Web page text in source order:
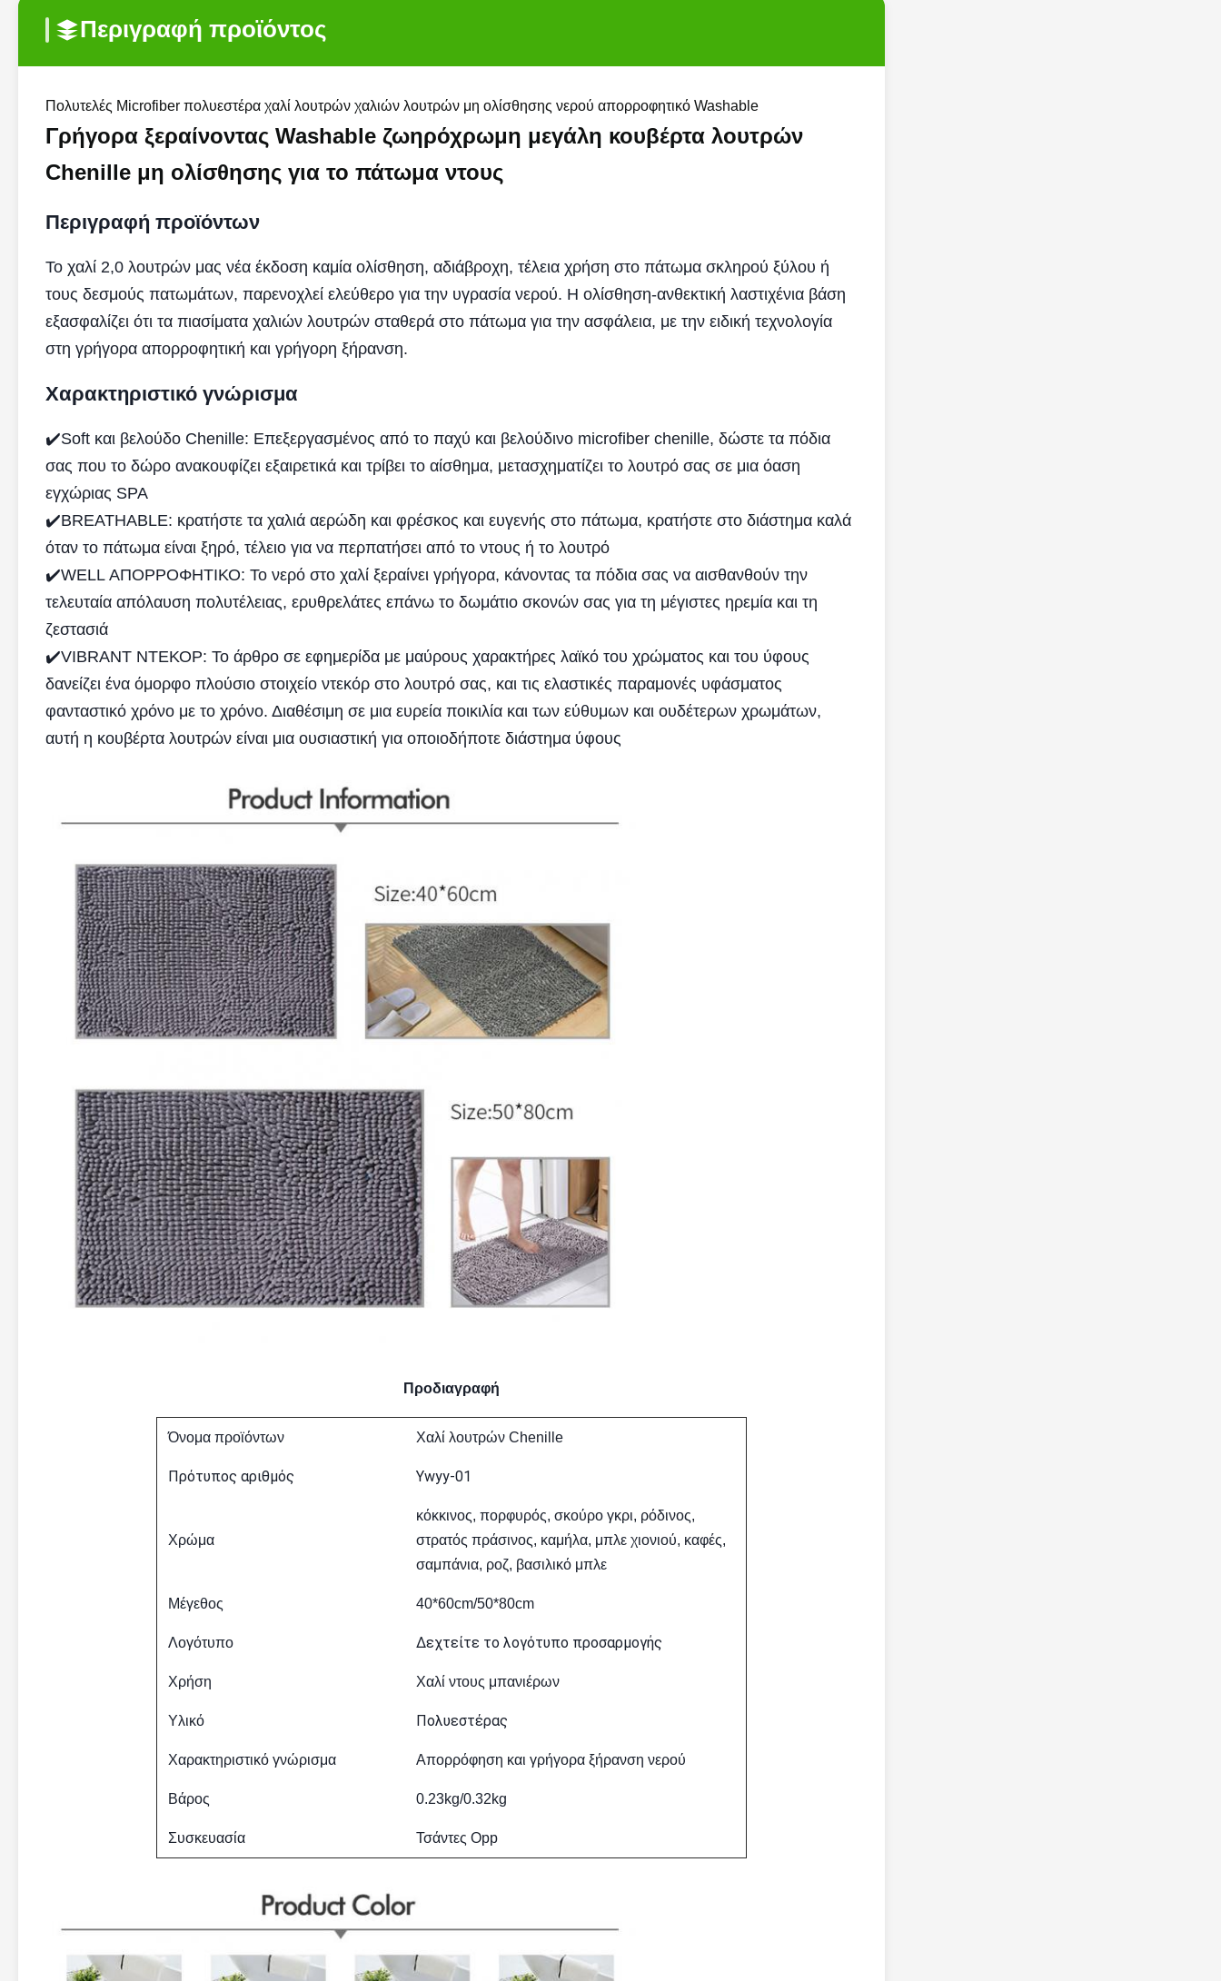
Περιγραφή προϊόντος
Πολυτελές Microfiber πολυεστέρα χαλί λουτρών χαλιών λουτρών μη ολίσθησης νερού απορροφητικό Washable
Γρήγορα ξεραίνοντας Washable ζωηρόχρωμη μεγάλη κουβέρτα λουτρών
Chenille μη ολίσθησης για το πάτωμα ντους
Περιγραφή προϊόντων
Το χαλί 2,0 λουτρών μας νέα έκδοση καμία ολίσθηση, αδιάβροχη, τέλεια χρήση στο πάτωμα σκληρού ξύλου ή
τους δεσμούς πατωμάτων, παρενοχλεί ελεύθερο για την υγρασία νερού. Η ολίσθηση-ανθεκτική λαστιχένια βάση
εξασφαλίζει ότι τα πιασίματα χαλιών λουτρών σταθερά στο πάτωμα για την ασφάλεια, με την ειδική τεχνολογία
στη γρήγορα απορροφητική και γρήγορη ξήρανση.
Χαρακτηριστικό γνώρισμα
✔️Soft και βελούδο Chenille: Επεξεργασμένος από το παχύ και βελούδινο microfiber chenille, δώστε τα πόδια
σας που το δώρο ανακουφίζει εξαιρετικά και τρίβει το αίσθημα, μετασχηματίζει το λουτρό σας σε μια όαση
εγχώριας SPA
✔️BREATHABLE: κρατήστε τα χαλιά αερώδη και φρέσκος και ευγενής στο πάτωμα, κρατήστε στο διάστημα καλά
όταν το πάτωμα είναι ξηρό, τέλειο για να περπατήσει από το ντους ή το λουτρό
✔️WELL ΑΠΟΡΡΟΦΗΤΙΚΟ: Το νερό στο χαλί ξεραίνει γρήγορα, κάνοντας τα πόδια σας να αισθανθούν την
τελευταία απόλαυση πολυτέλειας, ερυθρελάτες επάνω το δωμάτιο σκονών σας για τη μέγιστες ηρεμία και τη
ζεστασιά
✔️VIBRANT ΝΤΕΚΟΡ: Το άρθρο σε εφημερίδα με μαύρους χαρακτήρες λαϊκό του χρώματος και του ύφους
δανείζει ένα όμορφο πλούσιο στοιχείο ντεκόρ στο λουτρό σας, και τις ελαστικές παραμονές υφάσματος
φανταστικό χρόνο με το χρόνο. Διαθέσιμη σε μια ευρεία ποικιλία και των εύθυμων και ουδέτερων χρωμάτων,
αυτή η κουβέρτα λουτρών είναι μια ουσιαστική για οποιοδήποτε διάστημα ύφους
Προδιαγραφή
Όνομα προϊόντων Χαλί λουτρών Chenille
Πρότυπος αριθμός Ywyy-01
Χρώμα
κόκκινος, πορφυρός, σκούρο γκρι, ρόδινος,
στρατός πράσινος, καμήλα, μπλε χιονιού, καφές,
σαμπάνια, ροζ, βασιλικό μπλε
Μέγεθος 40*60cm/50*80cm
Λογότυπο Δεχτείτε το λογότυπο προσαρμογής
Χρήση Χαλί ντους μπανιέρων
Υλικό Πολυεστέρας
Χαρακτηριστικό γνώρισμα Απορρόφηση και γρήγορα ξήρανση νερού
Βάρος 0.23kg/0.32kg
Συσκευασία Τσάντες Opp